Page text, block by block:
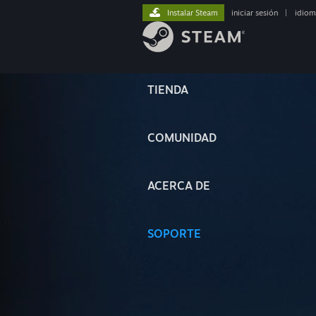
TIENDA
COMUNIDAD
ACERCA DE
SOPORTE
Instalar Steam iniciar sesión